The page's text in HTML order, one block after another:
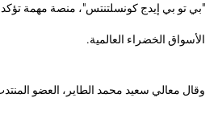
"بي تو بي إيدج كونسلتنتس"، منصة مهمة تؤكد
الأسواق الخضراء العالمية.
وقال معالي سعيد محمد الطاير، العضو